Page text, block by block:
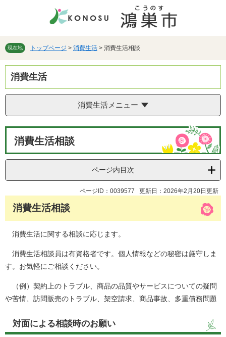
先
す。
を
て
現在地 トップページ > 消費生活 > 消費生活相談
消費生活
消費生活メニュー
消費生活相談
ページ内目次
ページID：0039577 更新日：2026年2月20日更新
消費生活相談
消費生活に関する相談に応じます。
消費生活相談員は有資格者です。個人情報などの秘密は厳守しま
す。お気軽にご相談ください。
（例）契約上のトラブル、商品の品質やサービスについての疑問
や苦情、訪問販売のトラブル、架空請求、商品事故、多重債務問題
対面による相談時のお願い